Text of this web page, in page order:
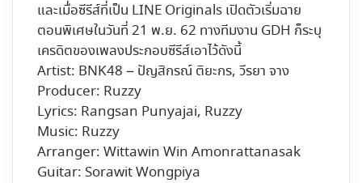
และเมื่อซีรีส์ที่เป็น LINE Originals เปิดตัวเริ่มฉาย
ตอนพิเศษในวันที่ 21 พ.ย. 62 ทางทีมงาน GDH ก็ระบุ
เครดิตของเพลงประกอบซีรีส์เอาไว้ดังนี้
Artist: BNK48 – ปัญสิกรณ์ ติยะกร, วีรยา จาง
Producer: Ruzzy
Lyrics: Rangsan Punyajai, Ruzzy
Music: Ruzzy
Arranger: Wittawin Win Amonrattanasak
Guitar: Sorawit Wongpiya